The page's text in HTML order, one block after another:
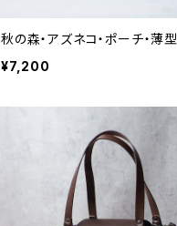
秋の森・アズネコ・ポーチ・薄型
¥7,200